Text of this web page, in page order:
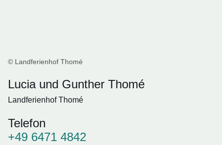
© Landferienhof Thomé
Lucia und Gunther Thomé
Landferienhof Thomé
Telefon
+49 6471 4842